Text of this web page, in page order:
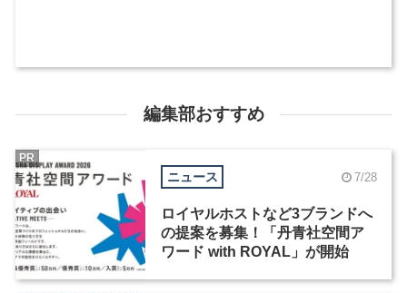
編集部おすすめ
ニュース 7/28
ロイヤルホストなど3ブランドへ
の提案を募集！「丹青社空間ア
ワード with ROYAL」が開始
PR